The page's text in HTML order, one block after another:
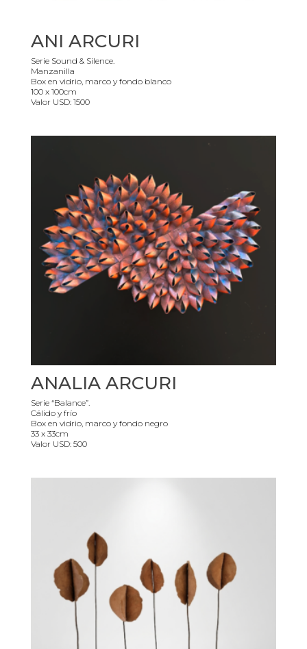
ANI ARCURI
Serie Sound & Silence.
Manzanilla
Box en vidrio, marco y fondo blanco
100 x 100cm
Valor USD: 1500
ANALIA ARCURI
Serie “Balance”.
Cálido y frío
Box en vidrio, marco y fondo negro
33 x 33cm
Valor USD: 500